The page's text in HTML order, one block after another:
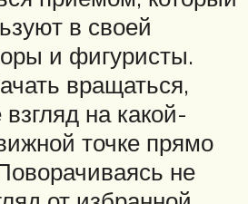
в своей
и фигуристы.
вращаться,
на какой-
точке прямо
не